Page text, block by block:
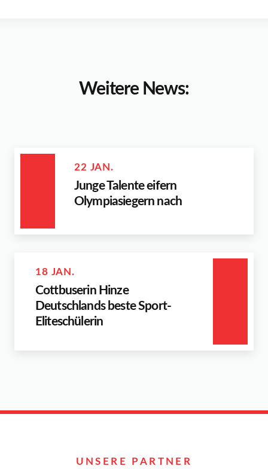
Weitere News:
22 JAN.
Junge Talente eifern
Olympiasiegern nach
18 JAN.
Cottbuserin Hinze
Deutschlands beste Sport-
Eliteschülerin
UNSERE PARTNER